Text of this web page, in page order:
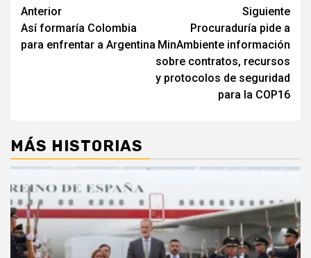
Seguir
leyendo
Anterior
Así formaría Colombia
para enfrentar a Argentina
Siguiente
Procuraduría pide a
MinAmbiente información
sobre contratos, recursos
y protocolos de seguridad
para la COP16
MÁS HISTORIAS